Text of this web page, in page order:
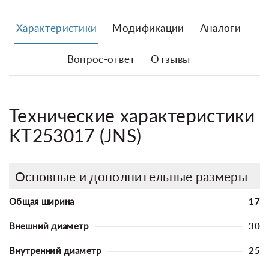
Характеристики Модификации Аналоги
Вопрос-ответ Отзывы
Технические характеристики
KT253017 (JNS)
Основные и дополнительные размеры
Общая ширина 17
Внешний диаметр 30
Внутренний диаметр 25